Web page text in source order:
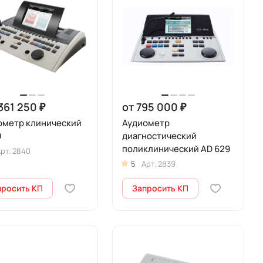
250 ₽
клинический
2840
КП
от 795 000 ₽
Аудиометр
диагностический
поликлинический AD 629
5 Арт.2839
Запросить КП